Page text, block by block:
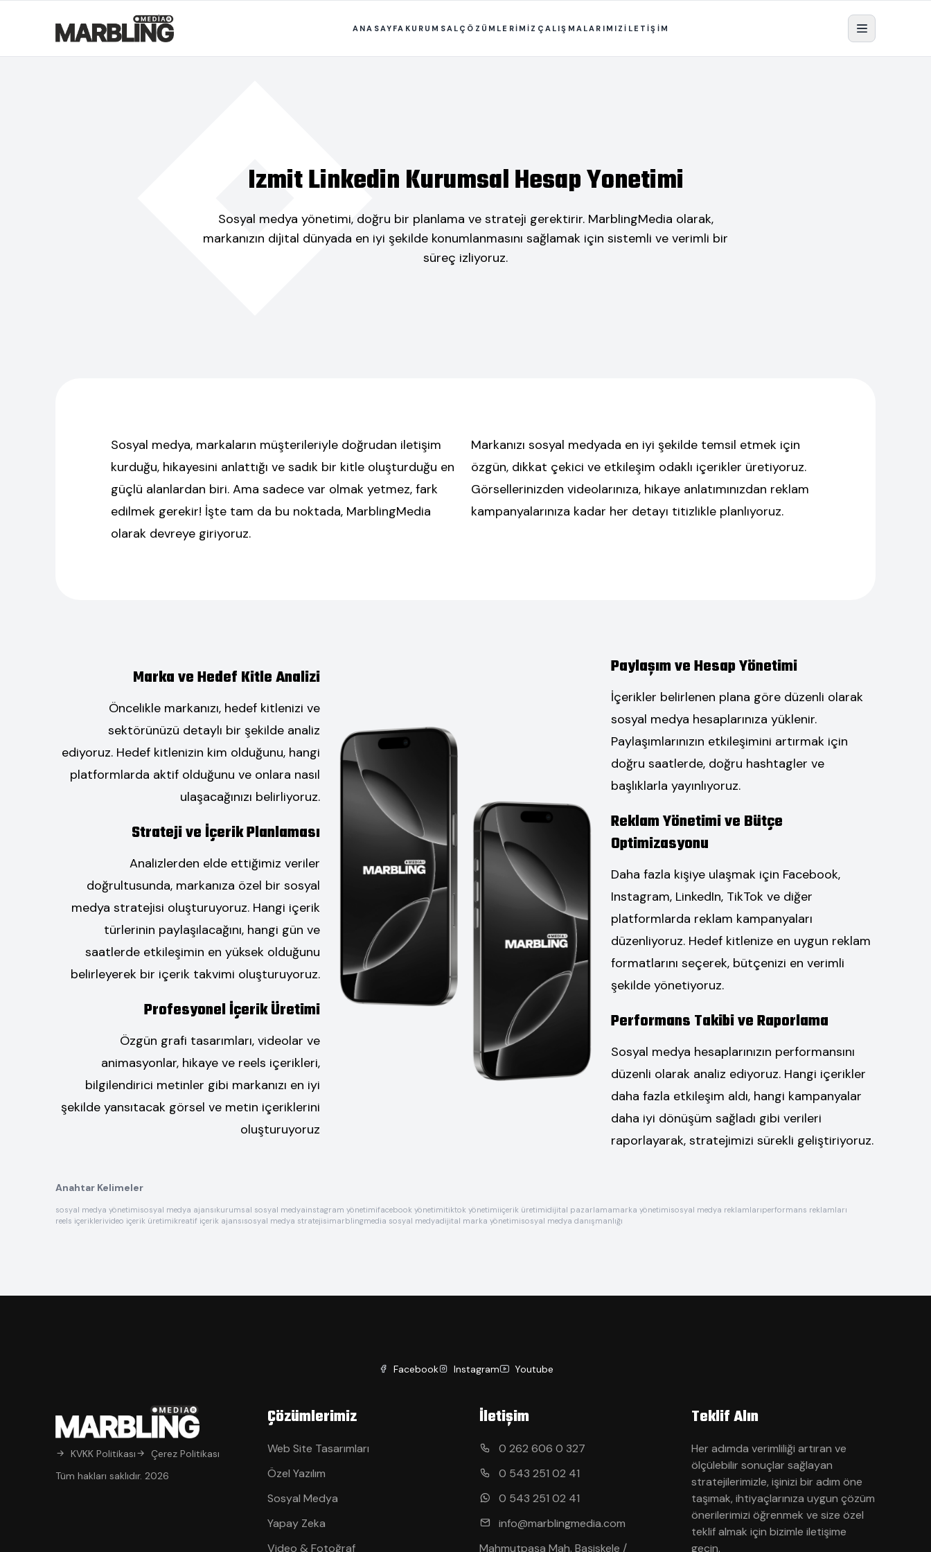
ANASAYFA KURUMSAL ÇÖZÜMLERİMİZ ÇALIŞMALARIMIZİLETİŞİM
Izmit Linkedin Kurumsal Hesap Yonetimi
Sosyal medya yönetimi, doğru bir planlama ve strateji gerektirir. MarblingMedia olarak,
markanızın dijital dünyada en iyi şekilde konumlanmasını sağlamak için sistemli ve verimli bir
süreç izliyoruz.
Sosyal medya, markaların müşterileriyle doğrudan iletişim
kurduğu, hikayesini anlattığı ve sadık bir kitle oluşturduğu en
güçlü alanlardan biri. Ama sadece var olmak yetmez, fark
edilmek gerekir! İşte tam da bu noktada, MarblingMedia
olarak devreye giriyoruz.
Markanızı sosyal medyada en iyi şekilde temsil etmek için
özgün, dikkat çekici ve etkileşim odaklı içerikler üretiyoruz.
Görsellerinizden videolarınıza, hikaye anlatımınızdan reklam
kampanyalarınıza kadar her detayı titizlikle planlıyoruz.
Marka ve Hedef Kitle Analizi
Öncelikle markanızı, hedef kitlenizi ve
sektörünüzü detaylı bir şekilde analiz
ediyoruz. Hedef kitlenizin kim olduğunu, hangi
platformlarda aktif olduğunu ve onlara nasıl
ulaşacağınızı belirliyoruz.
Strateji ve İçerik Planlaması
Analizlerden elde ettiğimiz veriler
doğrultusunda, markanıza özel bir sosyal
medya stratejisi oluşturuyoruz. Hangi içerik
türlerinin paylaşılacağını, hangi gün ve
saatlerde etkileşimin en yüksek olduğunu
belirleyerek bir içerik takvimi oluşturuyoruz.
Profesyonel İçerik Üretimi
Özgün grafi tasarımları, videolar ve
animasyonlar, hikaye ve reels içerikleri,
bilgilendirici metinler gibi markanızı en iyi
şekilde yansıtacak görsel ve metin içeriklerini
oluşturuyoruz
Paylaşım ve Hesap Yönetimi
İçerikler belirlenen plana göre düzenli olarak
sosyal medya hesaplarınıza yüklenir.
Paylaşımlarınızın etkileşimini artırmak için
doğru saatlerde, doğru hashtagler ve
başlıklarla yayınlıyoruz.
Reklam Yönetimi ve Bütçe
Optimizasyonu
Daha fazla kişiye ulaşmak için Facebook,
Instagram, LinkedIn, TikTok ve diğer
platformlarda reklam kampanyaları
düzenliyoruz. Hedef kitlenize en uygun reklam
formatlarını seçerek, bütçenizi en verimli
şekilde yönetiyoruz.
Performans Takibi ve Raporlama
Sosyal medya hesaplarınızın performansını
düzenli olarak analiz ediyoruz. Hangi içerikler
daha fazla etkileşim aldı, hangi kampanyalar
daha iyi dönüşüm sağladı gibi verileri
raporlayarak, stratejimizi sürekli geliştiriyoruz.
Anahtar Kelimeler
sosyal medya yönetimisosyal medya ajansıkurumsal sosyal medyainstagram yönetimifacebook yönetimitiktok yönetimiiçerik üretimidijital pazarlamamarka yönetimisosyal medya reklamlarıperformans reklamları
reels içeriklerivideo içerik üretimikreatif içerik ajansısosyal medya stratejisimarblingmedia sosyal medyadijital marka yönetimisosyal medya danışmanlığı
Facebook Instagram Youtube
KVKK Politikası
Çerez Politikası
Tüm hakları saklıdır. 2026
Çözümlerimiz
Web Site Tasarımları
Özel Yazılım
Sosyal Medya
Yapay Zeka
Video & Fotoğraf
İletişim
0 262 606 0 327
0 543 251 02 41
0 543 251 02 41
info@marblingmedia.com
Mahmutpaşa Mah. Başiskele /
Teklif Alın
Her adımda verimliliği artıran ve
ölçülebilir sonuçlar sağlayan
stratejilerimizle, işinizi bir adım öne
taşımak, ihtiyaçlarınıza uygun çözüm
önerilerimizi öğrenmek ve size özel
teklif almak için bizimle iletişime
geçin.